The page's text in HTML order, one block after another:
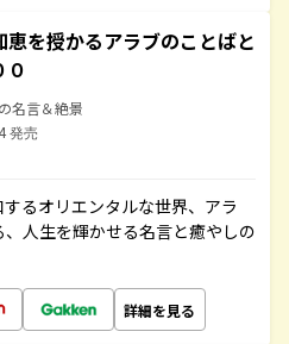
恵を授かるアラブのことばと
０
名言＆絶景
発売
るオリエンタルな世界、アラ
人生を輝かせる名言と癒やしの
詳細を見る